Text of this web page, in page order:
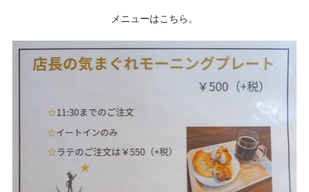
メニューはこちら。